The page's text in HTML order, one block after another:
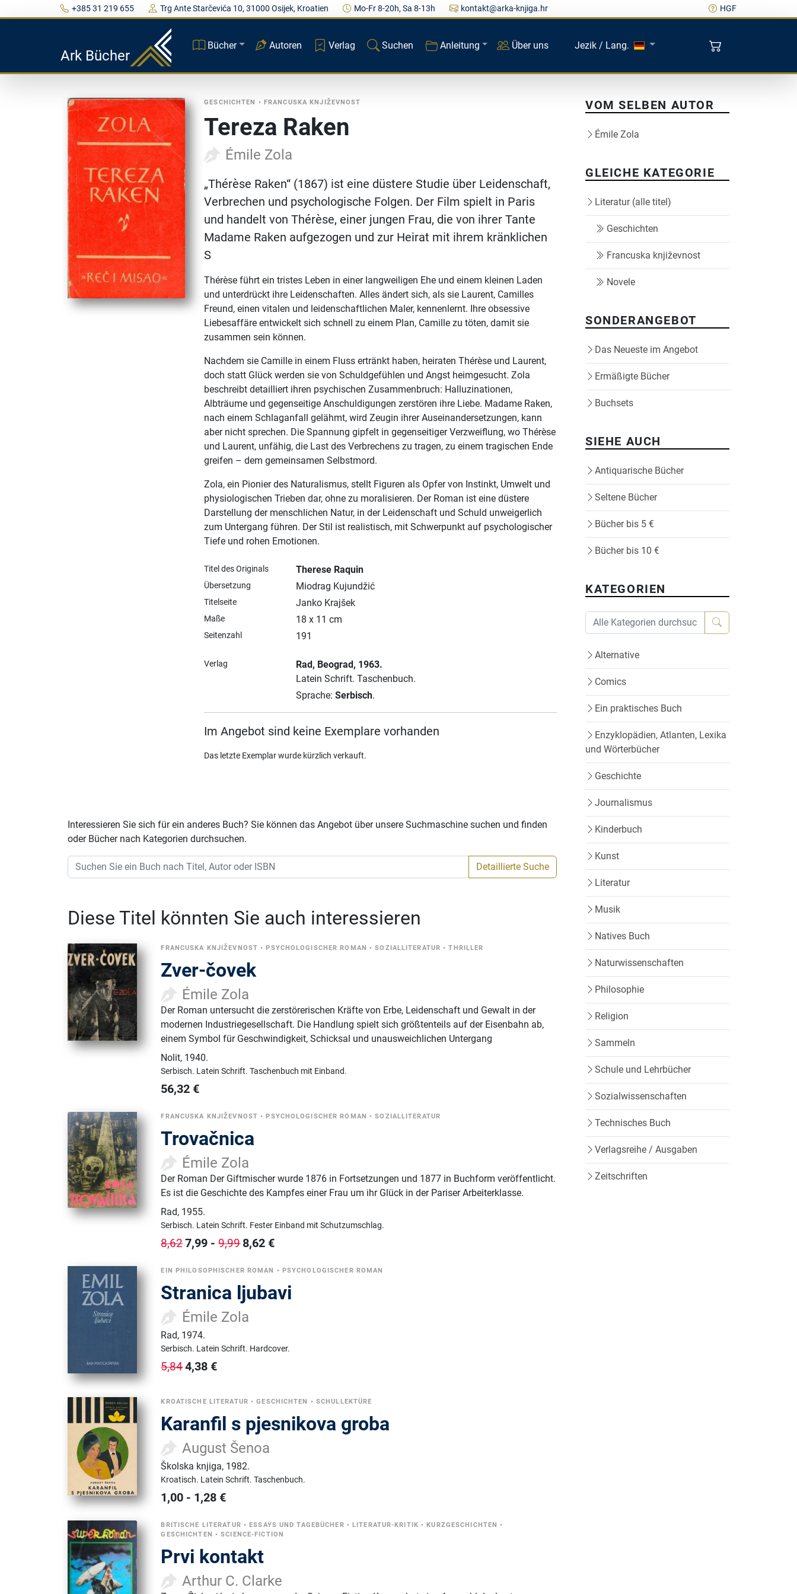
+385 31 219 655 Trg Ante Starčevića 10, 31000 Osijek, Kroatien Mo-Fr 8-20h, Sa 8-13h kontakt@arka-knjiga.hr HGF
Ark Bücher
Bücher Autoren Verlag Suchen Anleitung Über uns Jezik / Lang.
GESCHICHTEN • FRANCUSKA KNJIŽEVNOST
Tereza Raken
Émile Zola
„Thérèse Raken“ (1867) ist eine düstere Studie über Leidenschaft,
Verbrechen und psychologische Folgen. Der Film spielt in Paris
und handelt von Thérèse, einer jungen Frau, die von ihrer Tante
Madame Raken aufgezogen und zur Heirat mit ihrem kränklichen
S
Thérèse führt ein tristes Leben in einer langweiligen Ehe und einem kleinen Laden
und unterdrückt ihre Leidenschaften. Alles ändert sich, als sie Laurent, Camilles
Freund, einen vitalen und leidenschaftlichen Maler, kennenlernt. Ihre obsessive
Liebesaffäre entwickelt sich schnell zu einem Plan, Camille zu töten, damit sie
zusammen sein können.
Nachdem sie Camille in einem Fluss ertränkt haben, heiraten Thérèse und Laurent,
doch statt Glück werden sie von Schuldgefühlen und Angst heimgesucht. Zola
beschreibt detailliert ihren psychischen Zusammenbruch: Halluzinationen,
Albträume und gegenseitige Anschuldigungen zerstören ihre Liebe. Madame Raken,
nach einem Schlaganfall gelähmt, wird Zeugin ihrer Auseinandersetzungen, kann
aber nicht sprechen. Die Spannung gipfelt in gegenseitiger Verzweiflung, wo Thérèse
und Laurent, unfähig, die Last des Verbrechens zu tragen, zu einem tragischen Ende
greifen – dem gemeinsamen Selbstmord.
Zola, ein Pionier des Naturalismus, stellt Figuren als Opfer von Instinkt, Umwelt und
physiologischen Trieben dar, ohne zu moralisieren. Der Roman ist eine düstere
Darstellung der menschlichen Natur, in der Leidenschaft und Schuld unweigerlich
zum Untergang führen. Der Stil ist realistisch, mit Schwerpunkt auf psychologischer
Tiefe und rohen Emotionen.
Titel des Originals Therese Raquin
Übersetzung Miodrag Kujundžić
Titelseite Janko Krajšek
Maße 18 x 11 cm
Seitenzahl 191
Verlag Rad, Beograd, 1963.
Latein Schrift. Taschenbuch.
Sprache: Serbisch.
Im Angebot sind keine Exemplare vorhanden
Das letzte Exemplar wurde kürzlich verkauft.
Interessieren Sie sich für ein anderes Buch? Sie können das Angebot über unsere Suchmaschine suchen und finden
oder Bücher nach Kategorien durchsuchen.
Detaillierte Suche
Diese Titel könnten Sie auch interessieren
FRANCUSKA KNJIŽEVNOST •PSYCHOLOGISCHER ROMAN •SOZIALLITERATUR •THRILLER
Zver-čovek
Émile Zola
Der Roman untersucht die zerstörerischen Kräfte von Erbe, Leidenschaft und Gewalt in der
modernen Industriegesellschaft. Die Handlung spielt sich größtenteils auf der Eisenbahn ab,
einem Symbol für Geschwindigkeit, Schicksal und unausweichlichen Untergang
Nolit, 1940.
Serbisch. Latein Schrift.Taschenbuch mit Einband.
56,32 €
FRANCUSKA KNJIŽEVNOST •PSYCHOLOGISCHER ROMAN •SOZIALLITERATUR
Trovačnica
Émile Zola
Der Roman Der Giftmischer wurde 1876 in Fortsetzungen und 1877 in Buchform veröffentlicht.
Es ist die Geschichte des Kampfes einer Frau um ihr Glück in der Pariser Arbeiterklasse.
Rad, 1955.
Serbisch. Latein Schrift. Fester Einband mit Schutzumschlag.
8,627,99 -9,998,62 €
EIN PHILOSOPHISCHER ROMAN • PSYCHOLOGISCHER ROMAN
Stranica ljubavi
Émile Zola
Rad, 1974.
Serbisch. Latein Schrift. Hardcover.
5,844,38 €
KROATISCHE LITERATUR •GESCHICHTEN • SCHULLEKTÜRE
Karanfil s pjesnikova groba
August Šenoa
Školska knjiga, 1982.
Kroatisch. Latein Schrift.Taschenbuch.
1,00 - 1,28 €
BRITISCHE LITERATUR •ESSAYS UND TAGEBÜCHER •LITERATUR-KRITIK •KURZGESCHICHTEN •
GESCHICHTEN •SCIENCE-FICTION
Prvi kontakt
Arthur C. Clarke
VOM SELBEN AUTOR
Émile Zola
GLEICHE KATEGORIE
Literatur (alle titel)
Geschichten
Francuska književnost
Novele
SONDERANGEBOT
Das Neueste im Angebot
Ermäßigte Bücher
Buchsets
SIEHE AUCH
Antiquarische Bücher
Seltene Bücher
Bücher bis 5 €
Bücher bis 10 €
KATEGORIEN
Alternative
Comics
Ein praktisches Buch
Enzyklopädien, Atlanten, Lexika
und Wörterbücher
Geschichte
Journalismus
Kinderbuch
Kunst
Literatur
Musik
Natives Buch
Naturwissenschaften
Philosophie
Religion
Sammeln
Schule und Lehrbücher
Sozialwissenschaften
Technisches Buch
Verlagsreihe / Ausgaben
Zeitschriften